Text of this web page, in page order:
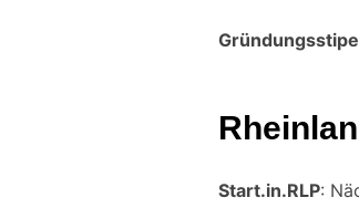
Start.in.RLP: